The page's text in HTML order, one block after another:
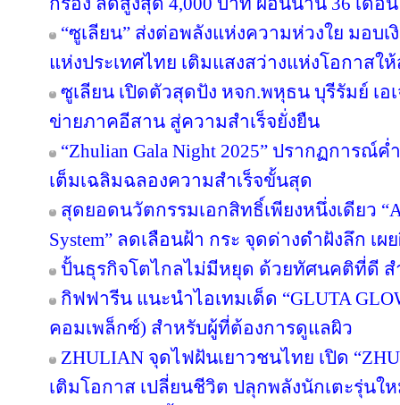
“ซูเลียน” ส่งต่อพลังแห่งความห่วงใย มอ
แห่งประเทศไทย เติมแสงสว่างแห่งโอกาสใ
ซูเลียน เปิดตัวสุดปัง หจก.พหุธน บุรีรัมย์ เอ
ข่ายภาคอีสาน สู่ความสำเร็จยั่งยืน
“Zhulian Gala Night 2025” ปรากฏการณ์
เต็มเฉลิมฉลองความสำเร็จขั้นสุด
สุดยอดนวัตกรรมเอกสิทธิ์เพียงหนึ่งเดียว
System” ลดเลือนฝ้า กระ จุดด่างดำฝังลึก เ
ปั้นธุรกิจโตไกลไม่มีหยุด ด้วยทัศนคติที่ดี ส
กิฟฟารีน แนะนำไอเทมเด็ด “GLUTA
คอมเพล็กซ์) สำหรับผู้ที่ต้องการดูแลผิว
ZHULIAN จุดไฟฝันเยาวชนไทย เปิด
เติมโอกาส เปลี่ยนชีวิต ปลุกพลังนักเตะรุ่น